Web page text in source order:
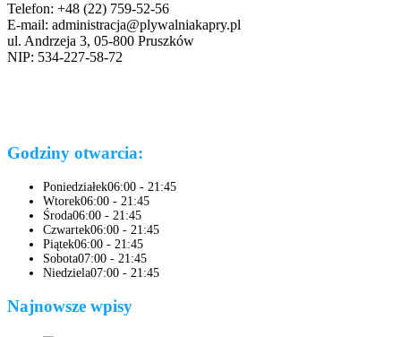
Telefon: +48 (22) 759-52-56
E-mail: administracja@plywalniakapry.pl
ul. Andrzeja 3, 05-800 Pruszków
NIP: 534-227-58-72
Godziny otwarcia:
Poniedziałek06:00 - 21:45
Wtorek06:00 - 21:45
Środa06:00 - 21:45
Czwartek06:00 - 21:45
Piątek06:00 - 21:45
Sobota07:00 - 21:45
Niedziela07:00 - 21:45
Najnowsze wpisy